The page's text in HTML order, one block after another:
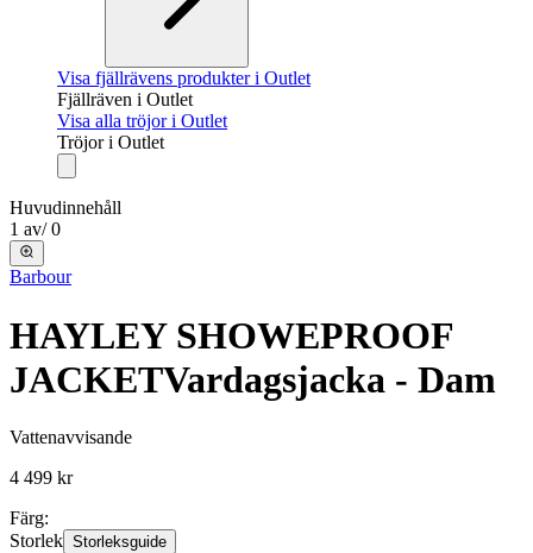
Visa fjällrävens produkter i Outlet
Fjällräven i Outlet
Visa alla tröjor i Outlet
Tröjor i Outlet
Huvudinnehåll
1 av/ 0
Barbour
HAYLEY SHOWEPROOF
JACKETVardagsjacka - Dam
Vattenavvisande
4 499 kr
Färg:
Storlek Storleksguide